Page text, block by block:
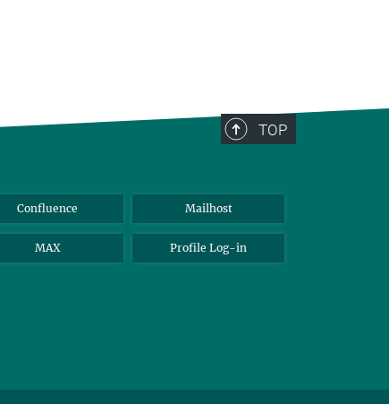
TOP
Confluence Mailhost
MAX Profile Log-in